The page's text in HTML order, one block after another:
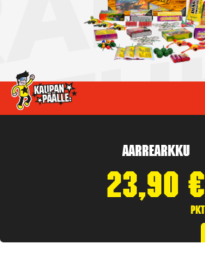
Aarrearkku
23,90 €
pkt